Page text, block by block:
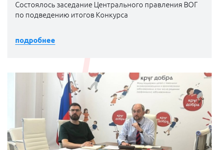
Состоялось заседание Центрального правления ВОГ
по подведению итогов Конкурса
подробнее